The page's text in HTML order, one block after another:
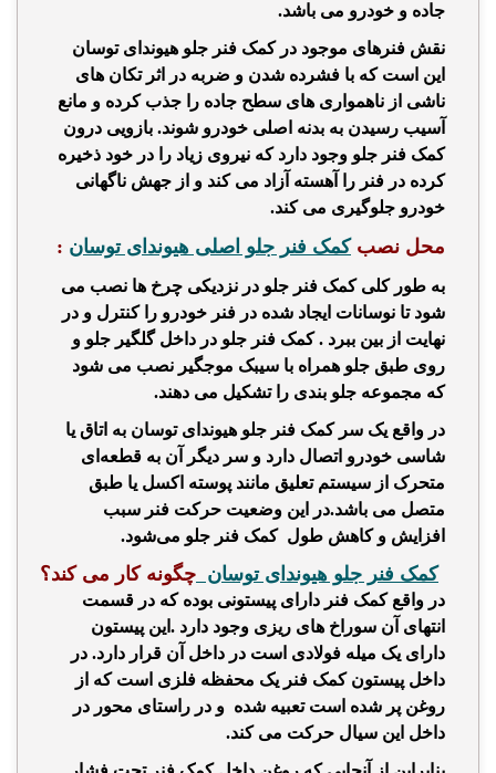
جاده و خودرو می باشد.
نقش فنرهای موجود در کمک فنر جلو هیوندای توسان
این است که با فشرده شدن و ضربه در اثر تکان های
ناشی از ناهمواری های سطح جاده را جذب کرده و مانع
آسیب رسیدن به بدنه اصلی خودرو شوند. بازویی درون
کمک فنر جلو وجود دارد که نیروی زیاد را در خود ذخیره
کرده در فنر را آهسته آزاد می کند و از جهش ناگهانی
خودرو جلوگیری می کند.
محل نصبکمک فنر جلو اصلی هیوندای توسان :
به طور کلیکمک فنر جلو در نزدیکی چرخ ها نصب می
شود تا نوسانات ایجاد شده در فنر خودرو را کنترل و در
نهایت از بین ببرد .کمک فنر جلو در داخل گلگیر جلو و
روی طبق جلو همراه با سیبک موجگیر نصب می شود
که مجموعه جلو بندی را تشکیل می دهند.
در واقع یک سرکمک فنر جلو هیوندای توسان به اتاق یا
شاسی خودرو اتصال دارد و سر دیگر آن به قطعه‌ای
متحرک از سیستم تعلیق مانند پوسته اکسل یا طبق
متصل می باشد.در این وضعیت حرکت فنر سبب
افزایش و کاهش طول کمک فنر جلو می‌شود.
کمک فنر جلو هیوندای توسان چگونه کار می کند؟
در واقع کمک فنر دارای پیستونی بوده که در قسمت
انتهای آن سوراخ های ریزی وجود دارد .این پیستون
دارای یک میله فولادی است در داخل آن قرار دارد. در
داخل پیستون کمک فنر یک محفظه فلزی است که از
روغن پر شده است تعبیه شده و در راستای محور در
داخل این سیال حرکت می کند.